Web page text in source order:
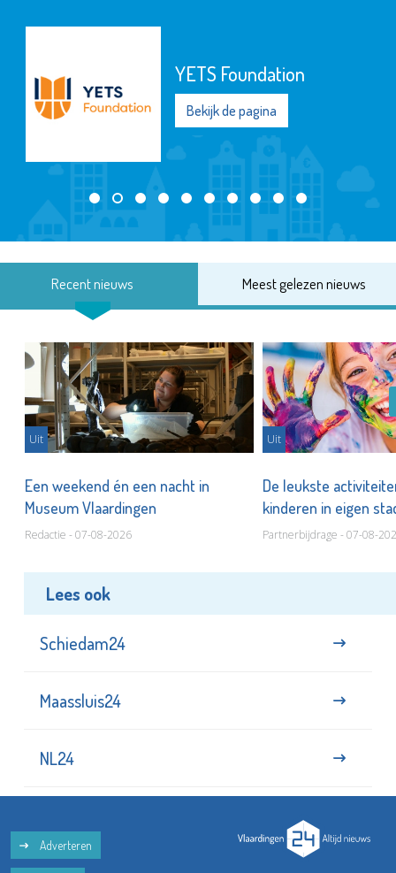
YETS Foundation
Bekijk de pagina
Recent nieuws Meest gelezen nieuws
Uit
Een weekend én een nacht in
Museum Vlaardingen
Redactie - 07-08-2026
Uit
De leukste
kinderen in eigen
Partnerbijdrage - 07-08-
Lees ook
Schiedam24
Maassluis24
NL24
Adverteren